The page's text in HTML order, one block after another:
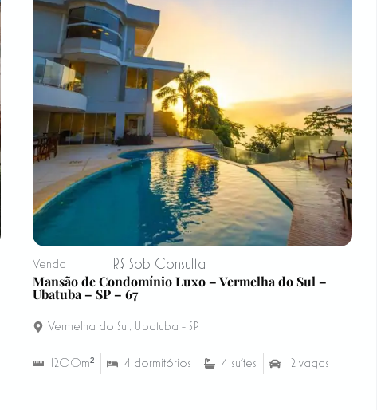
Venda R$ Sob Consulta
Mansão de Condomínio Luxo – Vermelha do Sul –
Ubatuba – SP – 67
Vermelha do Sul , Ubatuba - SP
1200m² 4 dormitórios 4 suítes 12 vagas